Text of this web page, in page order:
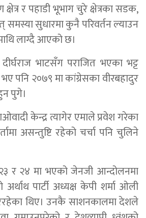
क्षेत्र र पहाडी भूभाग चुरे क्षेत्रका सडक,
समस्या सुधारमा कुनै परिवर्तन ल्याउन
लाग्दै आएको छ।
भाटसँग पराजित भएका भट्ट
पनि २०७९ मा कांग्रेसका वीरबहादुर
पुगे।
केन्द्र त्यागेर एमाले प्रवेश गरेका
असन्तुष्टि रहेको चर्चा पनि चुलिने
२३ र २४ मा भएको जेनजी आन्दोलनमा
अर्थाथ पार्टी अध्यक्ष केपी शर्मा ओली
थिए। उनकै साशनकालमा देशले